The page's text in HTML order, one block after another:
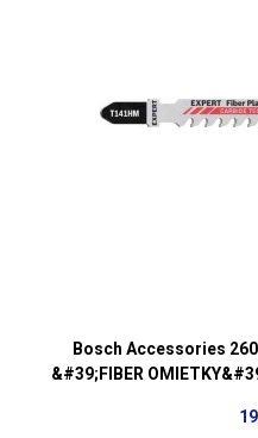
Bosch Accessories
&#39;FIBER